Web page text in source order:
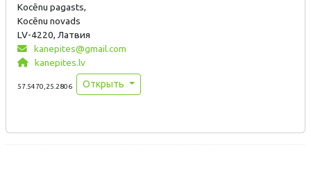
Kocēnu pagasts,
Kocēnu novads
LV-4220, Латвия
kanepites@gmail.com
kanepites.lv
57.5470,25.2806 Открыть